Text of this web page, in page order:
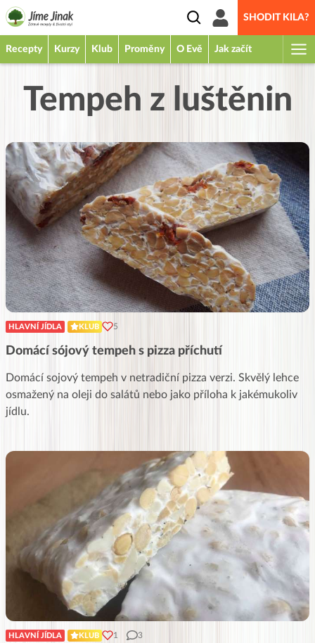
SHODIT KILA?
Recepty Kurzy Klub Proměny O Evě Jak začít
Tempeh z luštěnin
HLAVNÍ JÍDLA KLUB 5
Domácí sójový tempeh s pizza příchutí
Domácí sojový tempeh v netradiční pizza verzi. Skvělý lehce
osmažený na oleji do salátů nebo jako příloha k jakémukoliv
jídlu.
HLAVNÍ JÍDLA KLUB 1 3